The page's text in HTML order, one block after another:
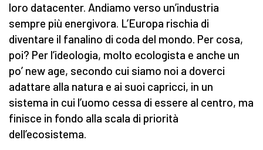
loro datacenter. Andiamo verso un’industria
sempre più energivora. L’Europa rischia di
diventare il fanalino di coda del mondo. Per cosa,
poi? Per l’ideologia, molto ecologista e anche un
po’ new age, secondo cui siamo noi a doverci
adattare alla natura e ai suoi capricci, in un
sistema in cui l’uomo cessa di essere al centro, ma
finisce in fondo alla scala di priorità
dell’ecosistema.